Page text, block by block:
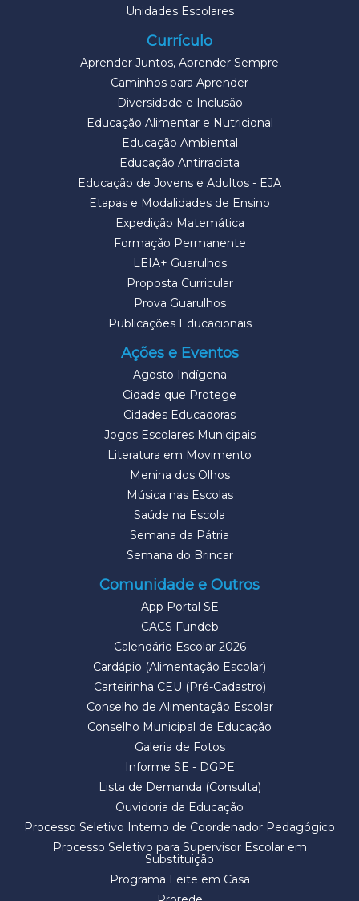
Unidades Escolares
Currículo
Aprender Juntos, Aprender Sempre
Caminhos para Aprender
Diversidade e Inclusão
Educação Alimentar e Nutricional
Educação Ambiental
Educação Antirracista
Educação de Jovens e Adultos - EJA
Etapas e Modalidades de Ensino
Expedição Matemática
Formação Permanente
LEIA+ Guarulhos
Proposta Curricular
Prova Guarulhos
Publicações Educacionais
Ações e Eventos
Agosto Indígena
Cidade que Protege
Cidades Educadoras
Jogos Escolares Municipais
Literatura em Movimento
Menina dos Olhos
Música nas Escolas
Saúde na Escola
Semana da Pátria
Semana do Brincar
Comunidade e Outros
App Portal SE
CACS Fundeb
Calendário Escolar 2026
Cardápio (Alimentação Escolar)
Carteirinha CEU (Pré-Cadastro)
Conselho de Alimentação Escolar
Conselho Municipal de Educação
Galeria de Fotos
Informe SE - DGPE
Lista de Demanda (Consulta)
Ouvidoria da Educação
Processo Seletivo Interno de Coordenador Pedagógico
Processo Seletivo para Supervisor Escolar em
Substituição
Programa Leite em Casa